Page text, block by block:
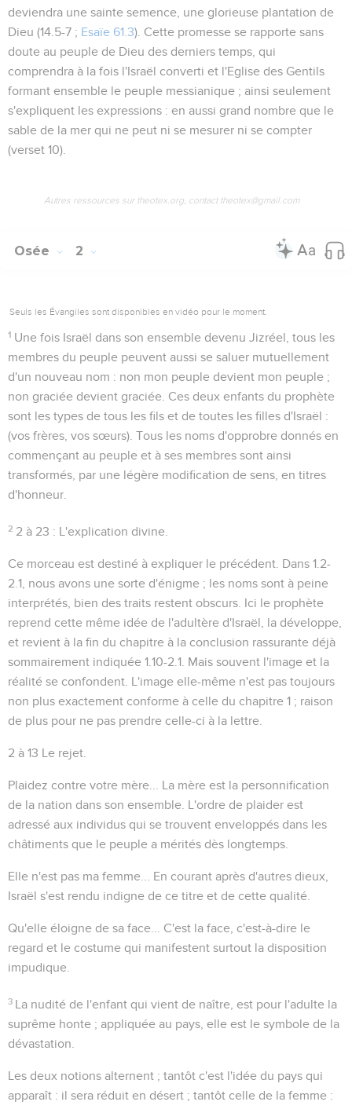
deviendra une sainte semence , une glorieuse plantation de
Dieu (14.5-7 ; Esaïe 61.3). Cette promesse se rapporte sans
doute au peuple de Dieu des derniers temps, qui
comprendra à la fois l'Israël converti et l'Eglise des Gentils
formant ensemble le peuple messianique ; ainsi seulement
s'expliquent les expressions : en aussi grand nombre que le
sable de la mer qui ne peut ni se mesurer ni se compter
(verset 10).
Autres ressources sur theotex.org, contact theotex@gmail.com
Osée 2
Seuls les Évangiles sont disponibles en vidéo pour le moment.
1 Une fois Israël dans son ensemble devenu Jizréel, tous les
membres du peuple peuvent aussi se saluer mutuellement
d'un nouveau nom : non mon peuple devient mon peuple ;
non graciée devient graciée . Ces deux enfants du prophète
sont les types de tous les fils et de toutes les filles d'Israël :
(vos frères, vos sœurs). Tous les noms d'opprobre donnés en
commençant au peuple et à ses membres sont ainsi
transformés, par une légère modification de sens, en titres
d'honneur.
2 2 à 23 : L'explication divine.
Ce morceau est destiné à expliquer le précédent. Dans 1.2-
2.1 , nous avons une sorte d'énigme ; les noms sont à peine
interprétés, bien des traits restent obscurs. Ici le prophète
reprend cette même idée de l'adultère d'Israël, la développe,
et revient à la fin du chapitre à la conclusion rassurante déjà
sommairement indiquée 1.10-2.1 . Mais souvent l'image et la
réalité se confondent. L'image elle-même n'est pas toujours
non plus exactement conforme à celle du chapitre 1 ; raison
de plus pour ne pas prendre celle-ci à la lettre.
2 à 13 Le rejet.
Plaidez contre votre mère...
La mère est la personnification
de la nation dans son ensemble. L'ordre de plaider est
adressé aux individus qui se trouvent enveloppés dans les
châtiments que le peuple a mérités dès longtemps.
Elle n'est pas ma femme...
En courant après d'autres dieux,
Israël s'est rendu indigne de ce titre et de cette qualité.
Qu'elle éloigne de sa face... C'est la face , c'est-à-dire le
regard et le costume qui manifestent surtout la disposition
impudique.
3 La nudité de l'enfant qui vient de naître, est pour l'adulte la
suprême honte ; appliquée au pays, elle est le symbole de la
dévastation.
Les deux notions alternent ; tantôt c'est l'idée du pays qui
apparaît : il sera réduit en désert ; tantôt celle de la femme :